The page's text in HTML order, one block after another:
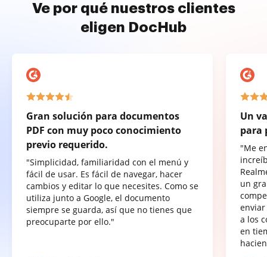
Ve por qué nuestros clientes
eligen DocHub
Gran solución para documentos
PDF con muy poco conocimiento
previo requerido.
"Simplicidad, familiaridad con el menú y
fácil de usar. Es fácil de navegar, hacer
cambios y editar lo que necesites. Como se
utiliza junto a Google, el documento
siempre se guarda, así que no tienes que
preocuparte por ello."
Un
para
"Me
un
a los
en